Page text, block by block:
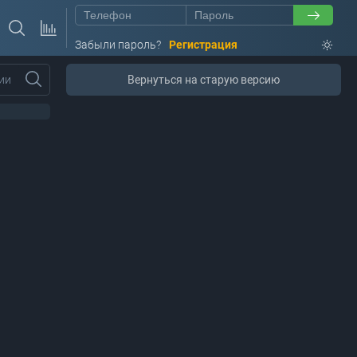
Забыли пароль? Регистрация
Вернуться на старую версию